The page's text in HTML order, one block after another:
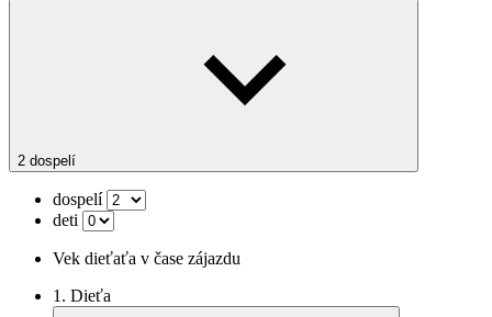
2 dospelí
dospelí
deti
Vek dieťaťa v čase zájazdu
1. Dieťa